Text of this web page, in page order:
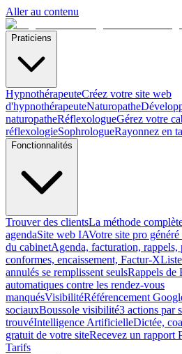
Aller au contenu
Praticiens
HypnothérapeuteCréez votre site web
d'hypnothérapeuteNaturopathe
naturopatheRéflexologueGérez votre
réflexologieSophrologueRayonnez en
Fonctionnalités
Trouver des clientsLa méthode
agendaSite web IAVotre site pro
du cabinetAgenda, facturation, rappels,
conformes, encaissement, Factur-X
annulés se remplissent seulsRappels de
automatiques contre les rendez-vous
manquésVisibilitéRéférencement
sociauxBoussole visibilité3 actions par
trouvéIntelligence ArtificielleDictée,
gratuit de votre siteRecevez un rapport
Tarifs